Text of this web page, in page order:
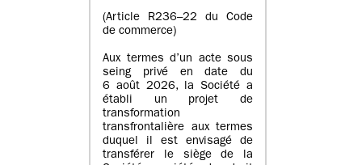
(Article R236–22 du Code
de commerce)
Aux termes d’un acte sous
seing privé en date du
6 août 2026, la Société a
établi un projet de
transformation
transfrontalière aux termes
duquel il est envisagé de
transférer le siège de la